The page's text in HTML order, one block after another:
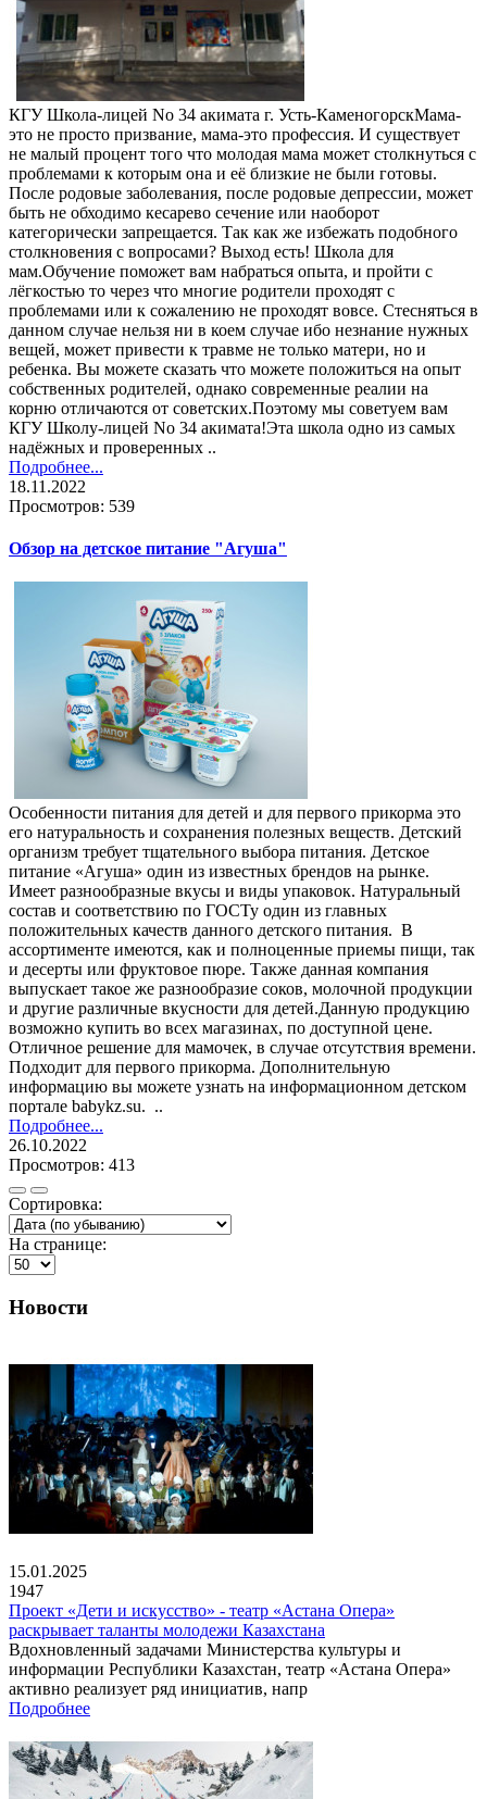
КГУ Школа-лицей No 34 акимата г. Усть-КаменогорскМама-
это не просто призвание, мама-это профессия. И существует
не малый процент того что молодая мама может столкнуться с
проблемами к которым она и её близкие не были готовы.
После родовые заболевания, после родовые депрессии, может
быть не обходимо кесарево сечение или наоборот
категорически запрещается. Так как же избежать подобного
столкновения с вопросами? Выход есть! Школа для
мам.Обучение поможет вам набраться опыта, и пройти с
лёгкостью то через что многие родители проходят с
проблемами или к сожалению не проходят вовсе. Стесняться в
данном случае нельзя ни в коем случае ибо незнание нужных
вещей, может привести к травме не только матери, но и
ребенка. Вы можете сказать что можете положиться на опыт
собственных родителей, однако современные реалии на
корню отличаются от советских.Поэтому мы советуем вам
КГУ Школу-лицей No 34 акимата!Эта школа одно из самых
надёжных и проверенных ..
Подробнее...
18.11.2022
Просмотров: 539
Обзор на детское питание "Агуша"
Особенности питания для детей и для первого прикорма это
его натуральность и сохранения полезных веществ. Детский
организм требует тщательного выбора питания. Детское
питание «Агуша» один из известных брендов на рынке.
Имеет разнообразные вкусы и виды упаковок. Натуральный
состав и соответствию по ГОСТу один из главных
положительных качеств данного детского питания. В
ассортименте имеются, как и полноценные приемы пищи, так
и десерты или фруктовое пюре. Также данная компания
выпускает такое же разнообразие соков, молочной продукции
и другие различные вкусности для детей.Данную продукцию
возможно купить во всех магазинах, по доступной цене.
Отличное решение для мамочек, в случае отсутствия времени.
Подходит для первого прикорма. Дополнительную
информацию вы можете узнать на информационном детском
портале babykz.su. ..
Подробнее...
26.10.2022
Просмотров: 413
Сортировка:
На странице:
Новости
15.01.2025
1947
Проект «Дети и искусство» - театр «Астана Опера»
раскрывает таланты молодежи Казахстана
Вдохновленный задачами Министерства культуры и
информации Республики Казахстан, театр «Астана Опера»
активно реализует ряд инициатив, напр
Подробнее